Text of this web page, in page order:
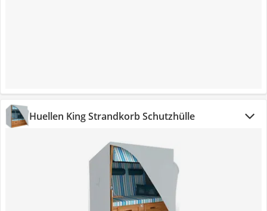
Huellen King Strandkorb Schutzhülle